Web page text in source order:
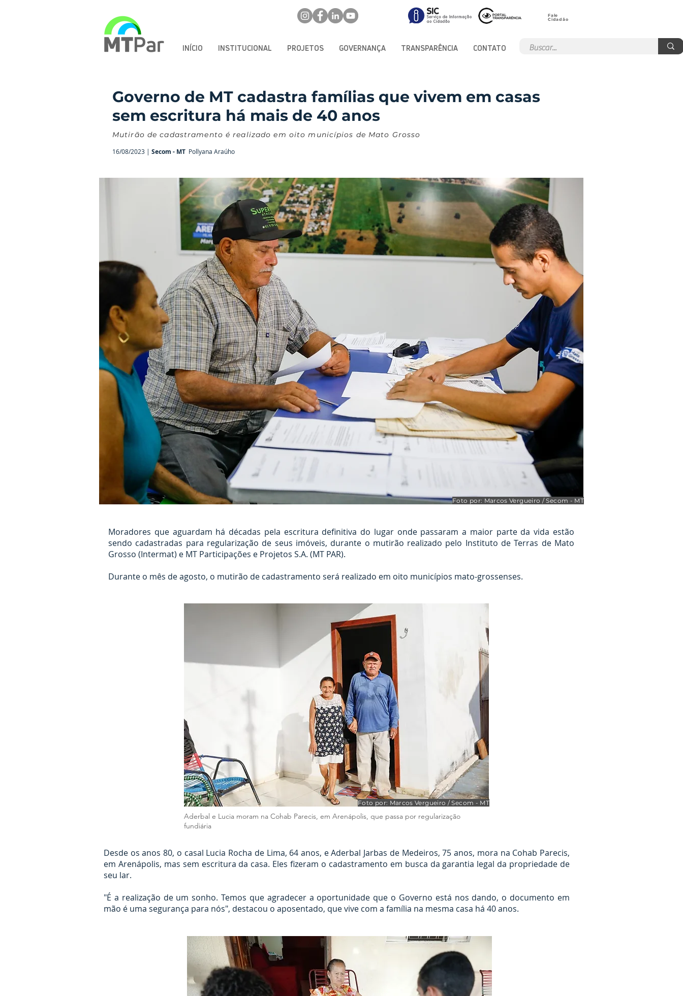
INÍCIO INSTITUCIONAL PROJETOS GOVERNANÇA TRANSPARÊNCIA CONTATO
Fale
Cidadão
Governo de MT cadastra famílias que vivem em casas
sem escritura há mais de 40 anos
Mutirão de cadastramento é realizado em oito municípios de Mato Grosso
16/08/2023 | Secom - MT Pollyana Araúho
Foto por: Marcos Vergueiro / Secom - MT
Moradores que aguardam há décadas pela escritura definitiva do lugar onde passaram a maior parte da vida estão
sendo cadastradas para regularização de seus imóveis, durante o mutirão realizado pelo Instituto de Terras de Mato
Grosso (Intermat) e MT Participações e Projetos S.A. (MT PAR).
Durante o mês de agosto, o mutirão de cadastramento será realizado em oito municípios mato-grossenses.
Foto por: Marcos Vergueiro / Secom - MT
Aderbal e Lucia moram na Cohab Parecis, em Arenápolis, que passa por regularização
fundiária
Desde os anos 80, o casal Lucia Rocha de Lima, 64 anos, e Aderbal Jarbas de Medeiros, 75 anos, mora na Cohab Parecis,
em Arenápolis, mas sem escritura da casa. Eles fizeram o cadastramento em busca da garantia legal da propriedade de
seu lar.
"É a realização de um sonho. Temos que agradecer a oportunidade que o Governo está nos dando, o documento em
mão é uma segurança para nós", destacou o aposentado, que vive com a família na mesma casa há 40 anos.